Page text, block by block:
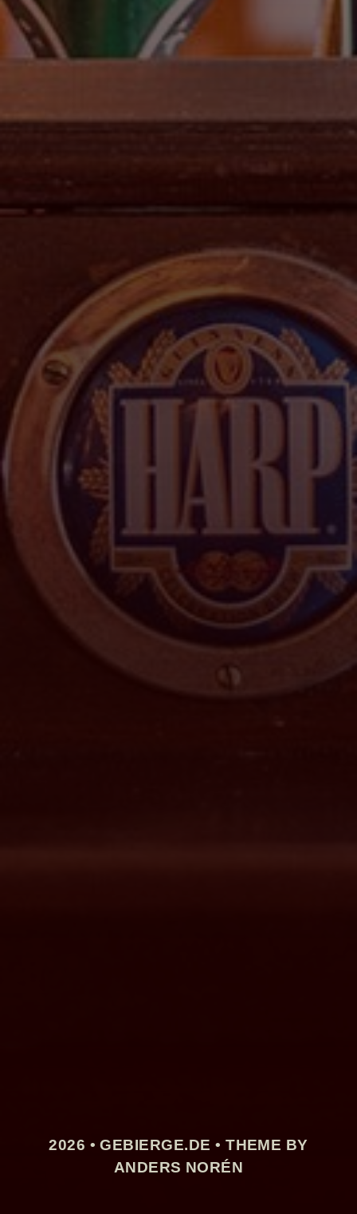
2026 •GEBIERGE.DE • THEME BY
ANDERS NORÉN